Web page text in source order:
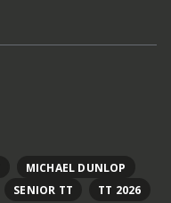
MICHAEL DUNLOP
SENIOR TT TT 2026